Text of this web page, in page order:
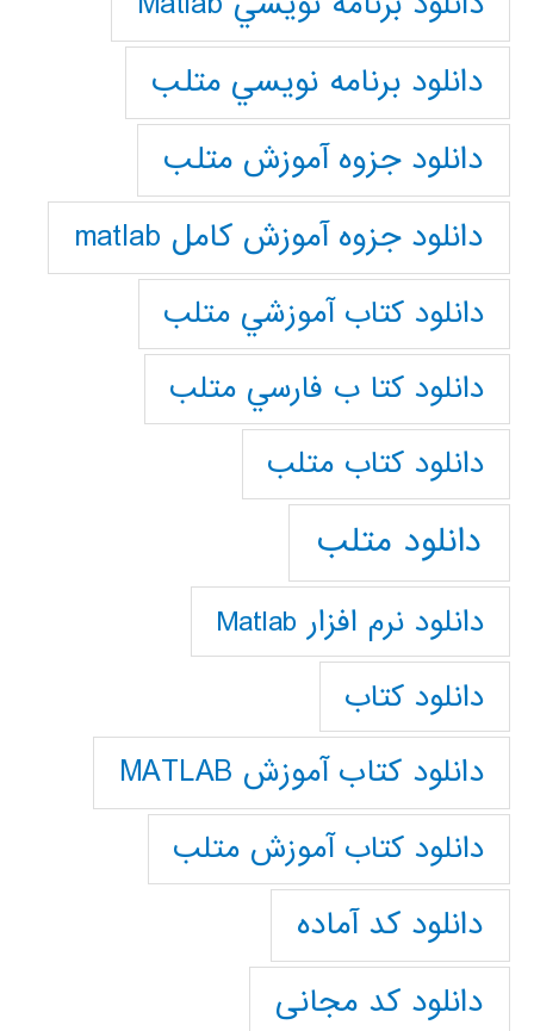
دانلود برنامه نويسي متلب
دانلود جزوه آموزش متلب
دانلود جزوه آموزش کامل matlab
دانلود كتاب آموزشي متلب
دانلود كتا ب فارسي متلب
دانلود كتاب متلب
دانلود متلب
دانلود نرم افزار Matlab
دانلود کتاب
دانلود کتاب آموزش MATLAB
دانلود کتاب آموزش متلب
دانلود کد آماده
دانلود کد مجانی